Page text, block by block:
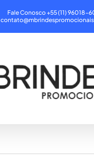
Fale Conosco +55 (11) 96018-